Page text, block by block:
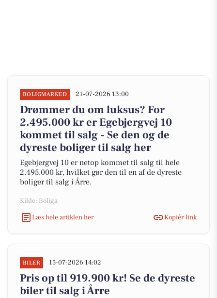
BOLIGMARKED 21-07-2026 13:00
Drømmer du om luksus? For
2.495.000 kr er Egebjergvej 10
kommet til salg - Se den og de
dyreste boliger til salg her
Egebjergvej 10 er netop kommet til salg til hele
2.495.000 kr, hvilket gør den til en af de dyreste
boliger til salg i Årre.
Kilde: Boliga
Læs hele artiklen her
Kopiér link
BILER 15-07-2026 14:02
Pris op til 919.900 kr! Se de dyreste
biler til salg i Årre